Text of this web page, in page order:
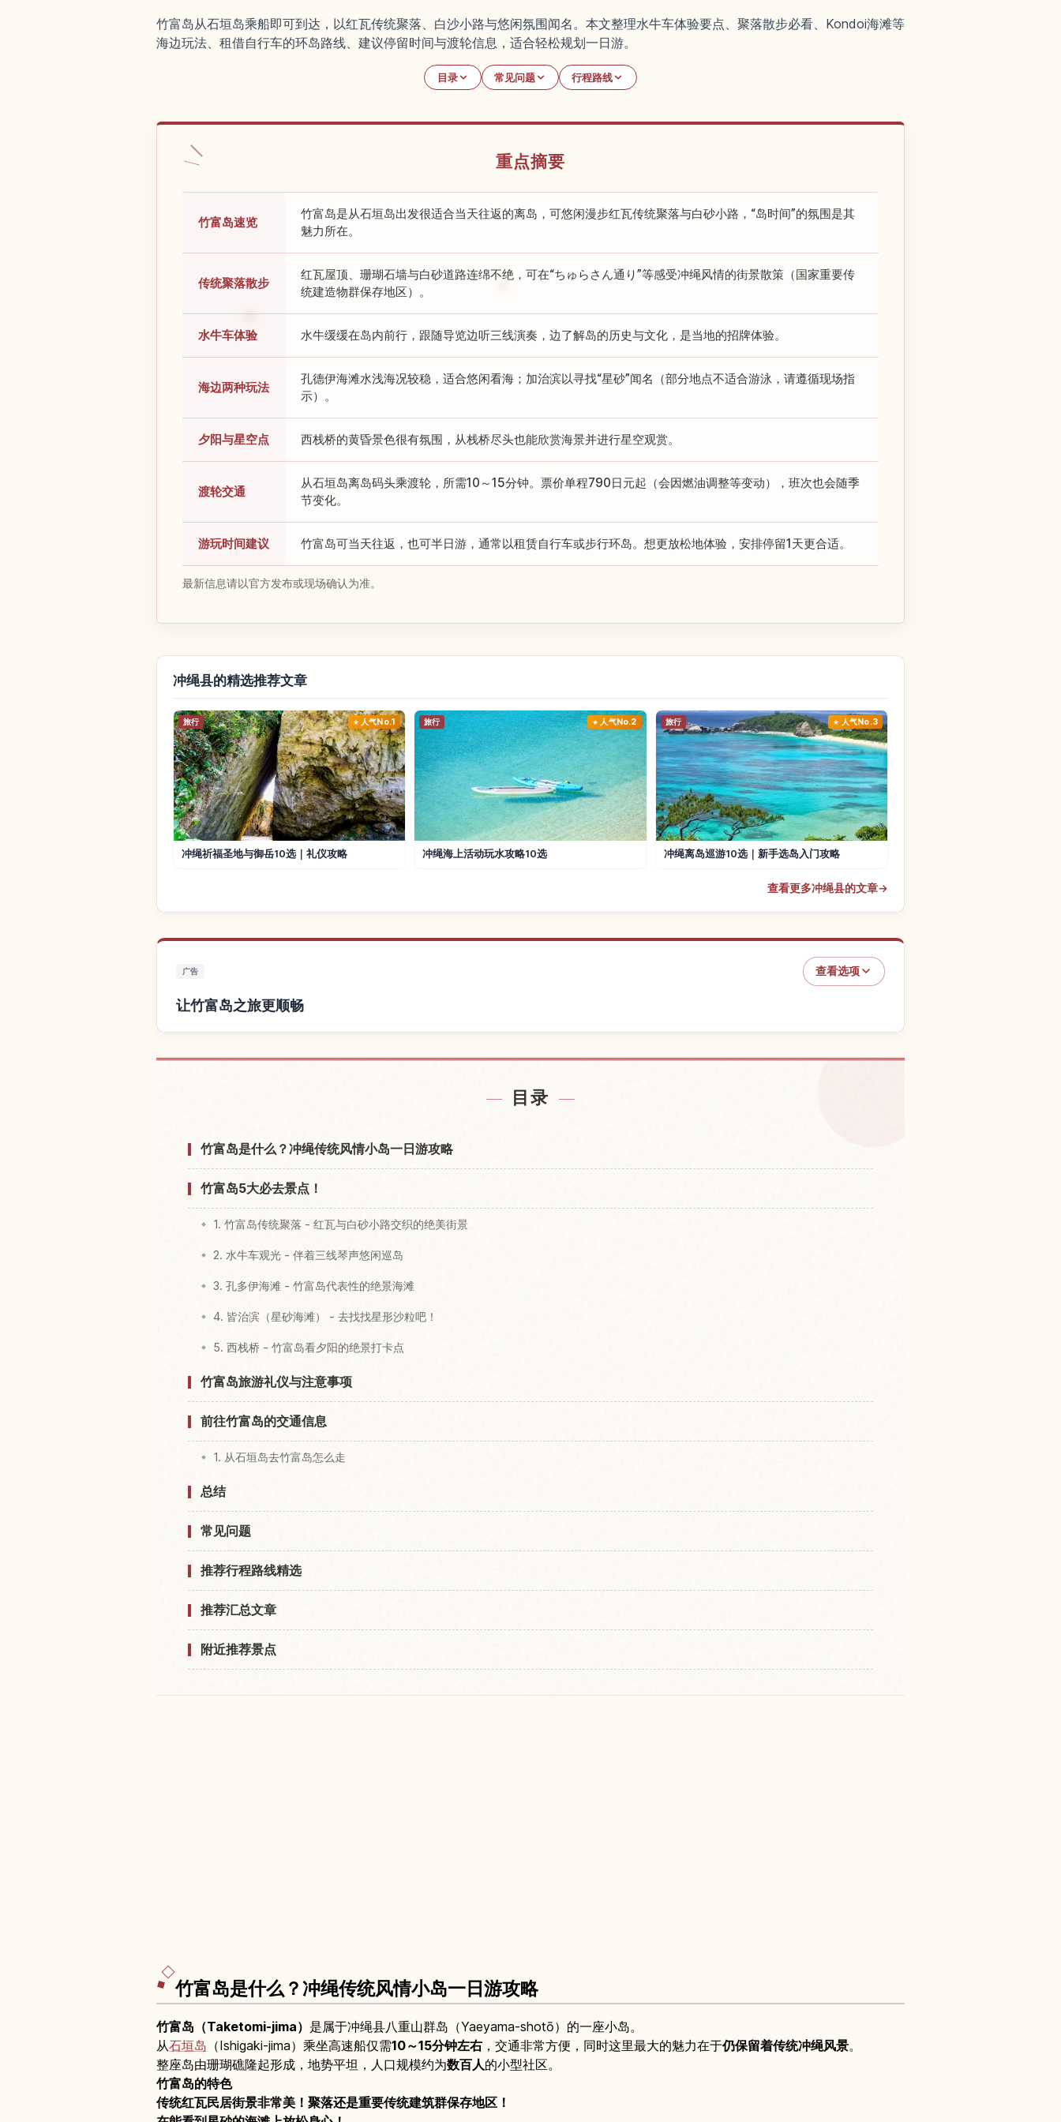
竹富岛从石垣岛乘船即可到达，以红瓦传统聚落、白沙小路与悠闲氛围闻名。本文整理水牛车体验要点、聚落散步必看、Kondoi海滩等
海边玩法、租借自行车的环岛路线、建议停留时间与渡轮信息，适合轻松规划一日游。
目录 常见问题 行程路线
重点摘要
竹富岛速览
竹富岛是从石垣岛出发很适合当天往返的离岛，可悠闲漫步红瓦传统聚落与白砂小路，“岛时间”的氛围是其
魅力所在。
传统聚落散步
红瓦屋顶、珊瑚石墙与白砂道路连绵不绝，可在“ちゅらさん通り”等感受冲绳风情的街景散策（国家重要传
统建造物群保存地区）。
水牛车体验 水牛缓缓在岛内前行，跟随导览边听三线演奏，边了解岛的历史与文化，是当地的招牌体验。
海边两种玩法
孔德伊海滩水浅海况较稳，适合悠闲看海；加治滨以寻找“星砂”闻名（部分地点不适合游泳，请遵循现场指
示）。
夕阳与星空点 西栈桥的黄昏景色很有氛围，从栈桥尽头也能欣赏海景并进行星空观赏。
渡轮交通
从石垣岛离岛码头乘渡轮，所需10～15分钟。票价单程790日元起（会因燃油调整等变动），班次也会随季
节变化。
游玩时间建议 竹富岛可当天往返，也可半日游，通常以租赁自行车或步行环岛。想更放松地体验，安排停留1天更合适。
最新信息请以官方发布或现场确认为准。
冲绳县的精选推荐文章
旅行 人气No.1
冲绳祈福圣地与御岳10选｜礼仪攻略
旅行 人气No.2
冲绳海上活动玩水攻略10选
旅行 人气No.3
冲绳离岛巡游10选｜新手选岛入门攻略
查看更多冲绳县的文章→
广告 查看选项
让竹富岛之旅更顺畅
目录
竹富岛是什么？冲绳传统风情小岛一日游攻略
竹富岛5大必去景点！
1. 竹富岛传统聚落 - 红瓦与白砂小路交织的绝美街景
2. 水牛车观光 - 伴着三线琴声悠闲巡岛
3. 孔多伊海滩 - 竹富岛代表性的绝景海滩
4. 皆治滨（星砂海滩） - 去找找星形沙粒吧！
5. 西栈桥 - 竹富岛看夕阳的绝景打卡点
竹富岛旅游礼仪与注意事项
前往竹富岛的交通信息
1. 从石垣岛去竹富岛怎么走
总结
常见问题
推荐行程路线精选
推荐汇总文章
附近推荐景点
竹富岛是什么？冲绳传统风情小岛一日游攻略
竹富岛（Taketomi-jima） 是属于冲绳县八重山群岛（Yaeyama-shotō）的一座小岛。
从石垣岛 （Ishigaki-jima）乘坐高速船仅需10～15分钟左右 ，交通非常方便，同时这里最大的魅力在于仍保留着传统冲绳风景。
整座岛由珊瑚礁隆起形成，地势平坦，人口规模约为数百人的小型社区。
竹富岛的特色
传统红瓦民居街景非常美！聚落还是重要传统建筑群保存地区！